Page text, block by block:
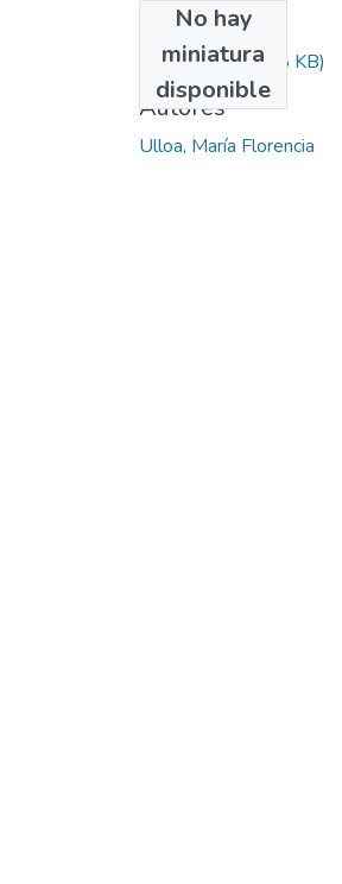
No hay
miniatura
disponible
Archivos
ULLOA.zip(579.8 KB)
Autores
Ulloa, María Florencia